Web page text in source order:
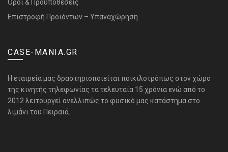
Όροι & Προϋποθέσεις
Επιστροφή Προϊόντων – Υπαναχώρηση
CASE-MANIA.GR
H εταιρεία μας δραστηριοποιείται ποικιλοτρόπως στον χώρο
της κινητής τηλεφωνίας τα τελευταία 15 χρόνια ενώ από το
2012 λειτουργεί ανελλιπώς το φυσικό μας κατάστημα στο
λιμάνι του Πειραιά.